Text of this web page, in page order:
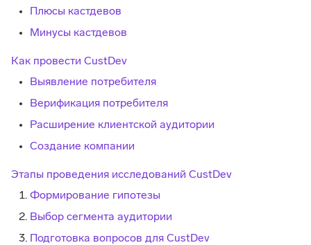
Плюсы кастдевов
Минусы кастдевов
Как провести CustDev
Выявление потребителя
Верификация потребителя
Расширение клиентской аудитории
Создание компании
Этапы проведения исследований CustDev
Формирование гипотезы
Выбор сегмента аудитории
Подготовка вопросов для CustDev